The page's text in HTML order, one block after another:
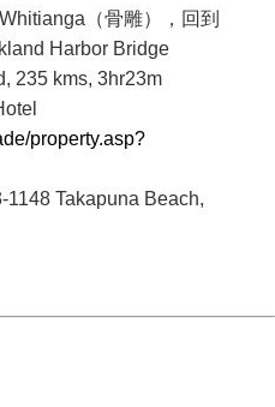
（骨雕），回到
Harbor Bridge
235 kms, 3hr23m
property.asp?
Takapuna Beach,